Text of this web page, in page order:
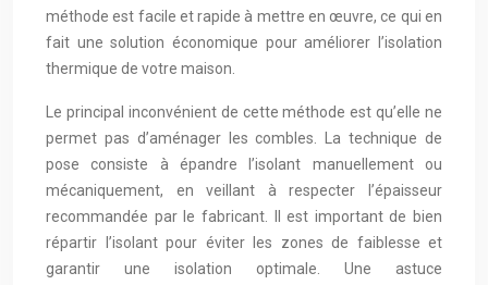
méthode est facile et rapide à mettre en œuvre, ce qui en
fait une solution économique pour améliorer l’isolation
thermique de votre maison.
Le principal inconvénient de cette méthode est qu’elle ne
permet pas d’aménager les combles. La technique de
pose consiste à épandre l’isolant manuellement ou
mécaniquement, en veillant à respecter l’épaisseur
recommandée par le fabricant. Il est important de bien
répartir l’isolant pour éviter les zones de faiblesse et
garantir une isolation optimale. Une astuce